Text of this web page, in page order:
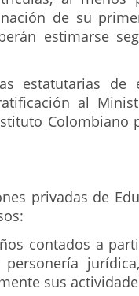
de su
estimarse
estatutarias de
al
Colombiano
privadas de
contados a
sus